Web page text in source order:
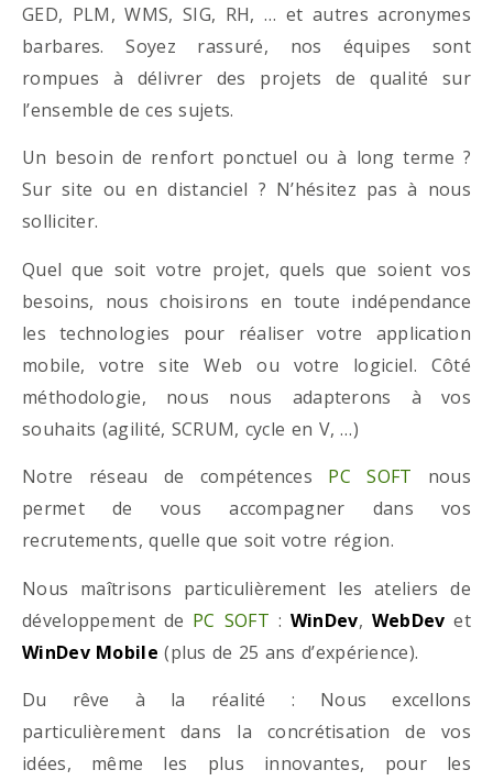
GED, PLM, WMS, SIG, RH, … et autres acronymes
barbares. Soyez rassuré, nos équipes sont
rompues à délivrer des projets de qualité sur
l’ensemble de ces sujets.
Un besoin de renfort ponctuel ou à long terme ?
Sur site ou en distanciel ? N’hésitez pas à nous
solliciter.
Quel que soit votre projet, quels que soient vos
besoins, nous choisirons en toute indépendance
les technologies pour réaliser votre application
mobile, votre site Web ou votre logiciel. Côté
méthodologie, nous nous adapterons à vos
souhaits (agilité, SCRUM, cycle en V, …)
Notre réseau de compétences PC SOFT nous
permet de vous accompagner dans vos
recrutements, quelle que soit votre région.
Nous maîtrisons particulièrement les ateliers de
développement de PC SOFT : WinDev, WebDev et
WinDev Mobile (plus de 25 ans d’expérience).
Du rêve à la réalité : Nous excellons
particulièrement dans la concrétisation de vos
idées, même les plus innovantes, pour les